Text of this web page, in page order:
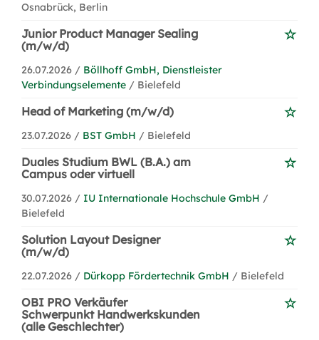
Osnabrück, Berlin
Junior Product Manager Sealing
(m/w/d)
26.07.2026 / Böllhoff GmbH, Dienstleister
Verbindungselemente / Bielefeld
Head of Marketing (m/w/d)
23.07.2026 / BST GmbH / Bielefeld
Duales Studium BWL (B.A.) am
Campus oder virtuell
30.07.2026 / IU Internationale Hochschule GmbH /
Bielefeld
Solution Layout Designer
(m/w/d)
22.07.2026 / Dürkopp Fördertechnik GmbH / Bielefeld
OBI PRO Verkäufer
Schwerpunkt Handwerkskunden
(alle Geschlechter)